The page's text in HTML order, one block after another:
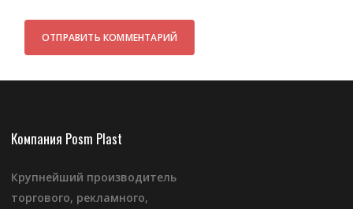
Компания Posm Plast
Крупнейший производитель
торгового, рекламного,